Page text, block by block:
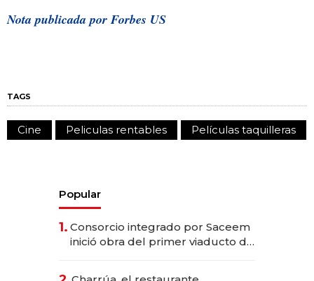
Nota publicada por Forbes US
TAGS
Cine Peliculas rentables Películas taquilleras
Popular
1. Consorcio integrado por Saceem
inició obra del primer viaducto de